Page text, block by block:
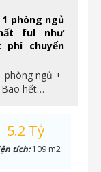
1 phòng ngủ
ful như
phí chuyển
phòng ngủ +
Bao hết…
5.2 Tỷ
tích:109 m2